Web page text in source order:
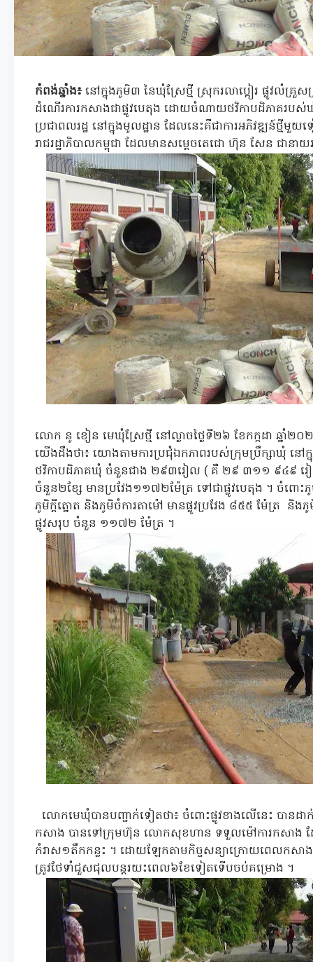
កំពង់ឆ្នាំង៖នៅក្នុងភូមិ៣ នៃឃុំស្រែថ្មី ស្រុករលាប្អៀរ ផ្លូវលំគ្
ដំណើរការកសាងជាផ្លូវបេតុង ដោយចំណាយថវិកាបដិភាគរប
ប្រជាពលរដ្ឋ នៅក្នុងមូលដ្ឋាន ដែលនេះគឺជាការអភិវឌ្ឍន៍ថ្មីមួ
រាជរដ្ឋាភិបាលកម្ពុជា ដែលមានសម្តេចតេជោ ហ៊ុន សែន ជានាយរ
លោក នូ ខៀន មេឃុំស្រែថ្មី នៅល្ងាចថ្ងៃទី២៦ ខែកក្កដា ឆ្នាំ
យើងដឹងថា៖ យោងតាមការប្រជុំឯកភាពរបស់ក្រុមប្រឹក្សាឃុំ ន
ថវិកាបដិភាគឃុំ ចំនួនជាង ២៩៣រៀល ( គឺ ២៩ ៣១១ ៩៤៩ រ
ចំនួន២ខ្សែ មានប្រវែង១១៧២ម៉ែត្រ ទៅជាផ្លូវបេតុង ។ ចំពោ
ភូមិក្តីត្នោត និងភូមិចំការតាម៉ៅ មានផ្លូវប្រវែង ៨៥៥ ម៉ែត្រ និង
ផ្លូវសរុប ចំនួន ១១៧២ ម៉ែត្រ ។
លោកមេឃុំបានបញ្ជាក់ទៀតថា៖ ចំពោះផ្លូវខាងលើនេះ បានដ
កសាង បានទៅក្រុមហ៊ុន លោកសុខហាន ទទួលម៉ៅការកសាង ដែ
កំរាស១តឹកកន្លះ ។ ដោយឡែកតាមកិច្ចសន្យាក្រោយពេលកសា
ត្រូវថែទាំជួសជុលបន្តរយះពេល៦ខែទៀតទើបចប់គម្រោង ។